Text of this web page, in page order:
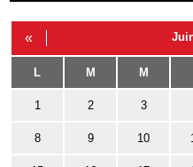
«
L M M
1 2 3
8 9 10